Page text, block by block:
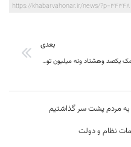
https://khabarvahonar.ir/news/?p=34348
بعدی
کمک یکصد وهشتاد ونه میلیون تومانی واحدهای کارگری شهرستان قاینات به هم وطنان سیل زده سیستان وبلوچستان
به مردم پشت سر گذاشتیم
نظام و دولت